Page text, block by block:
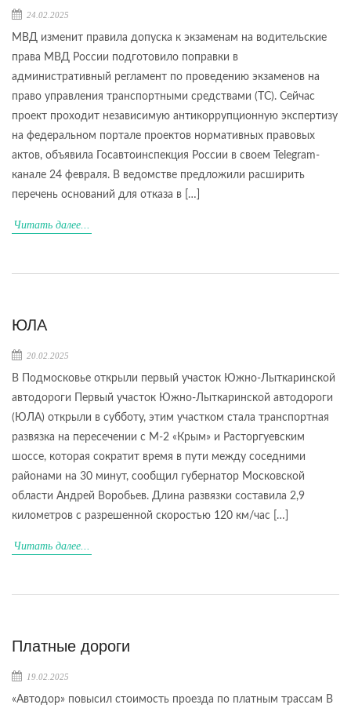
24.02.2025
МВД изменит правила допуска к экзаменам на водительские
права МВД России подготовило поправки в
административный регламент по проведению экзаменов на
право управления транспортными средствами (ТС). Сейчас
проект проходит независимую антикоррупционную экспертизу
на федеральном портале проектов нормативных правовых
актов, объявила Госавтоинспекция России в своем Telegram-
канале 24 февраля. В ведомстве предложили расширить
перечень оснований для отказа в […]
Читать далее...
ЮЛА
20.02.2025
В Подмосковье открыли первый участок Южно-Лыткаринской
автодороги Первый участок Южно-Лыткаринской автодороги
(ЮЛА) открыли в субботу, этим участком стала транспортная
развязка на пересечении с М-2 «Крым» и Расторгуевским
шоссе, которая сократит время в пути между соседними
районами на 30 минут, сообщил губернатор Московской
области Андрей Воробьев. Длина развязки составила 2,9
километров с разрешенной скоростью 120 км/час […]
Читать далее...
Платные дороги
19.02.2025
«Автодор» повысил стоимость проезда по платным трассам В